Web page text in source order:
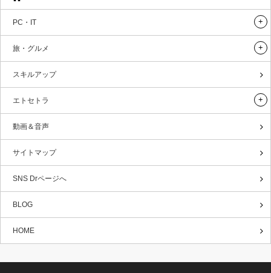
PC・IT
旅・グルメ
スキルアップ
エトセトラ
動画＆音声
サイトマップ
SNS Drページへ
BLOG
HOME